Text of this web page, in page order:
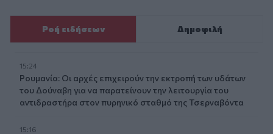
Ροή ειδήσεων Δημοφιλή
15:24
Ρουμανία: Οι αρχές επιχειρούν την εκτροπή των υδάτων
του Δούναβη για να παρατείνουν την λειτουργία του
αντιδραστήρα στον πυρηνικό σταθμό της Τσερναβόντα
15:16